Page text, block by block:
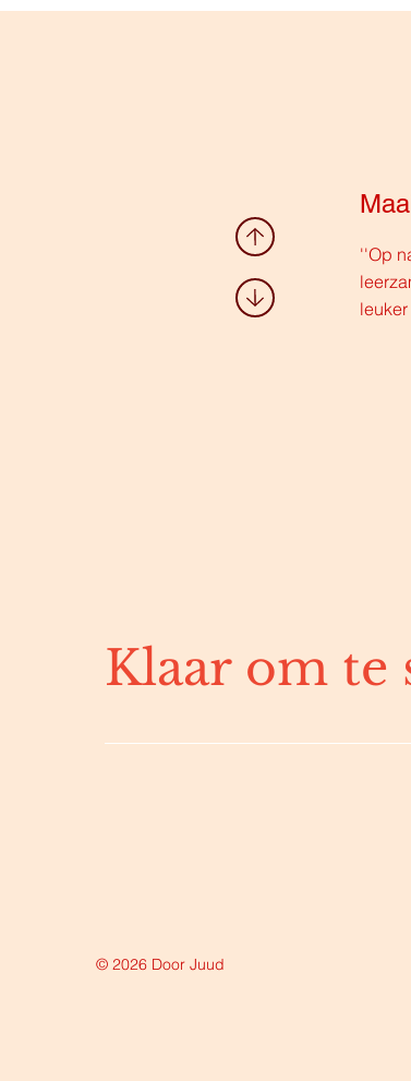
''Op
Klaar om te
© 2026 Door Juud